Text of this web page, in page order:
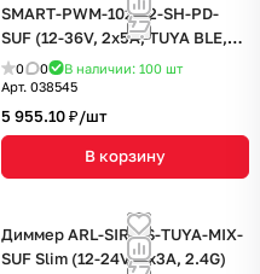
SMART-PWM-102-72-SH-PD-
SUF (12-36V, 2x5A, TUYA BLE,
2.4G) (IARL, Контроллер)
0 0 В наличии: 100 шт
Арт. 038545
5 955.10 ₽/шт
В корзину
Диммер ARL-SIRIUS-TUYA-MIX-
SUF Slim (12-24V, 2x3A, 2.4G)